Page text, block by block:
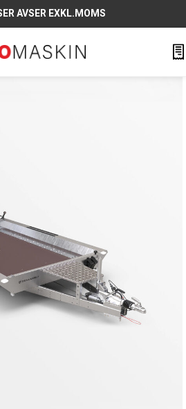
AVSER EXKL.MOMS